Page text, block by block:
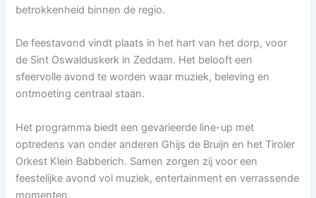
betrokkenheid binnen de regio.
De feestavond vindt plaats in het hart van het dorp, voor
de Sint Oswalduskerk in Zeddam. Het belooft een
sfeervolle avond te worden waar muziek, beleving en
ontmoeting centraal staan.
Het programma biedt een gevarieerde line-up met
optredens van onder anderen Ghijs de Bruijn en het Tiroler
Orkest Klein Babberich. Samen zorgen zij voor een
feestelijke avond vol muziek, entertainment en verrassende
momenten.